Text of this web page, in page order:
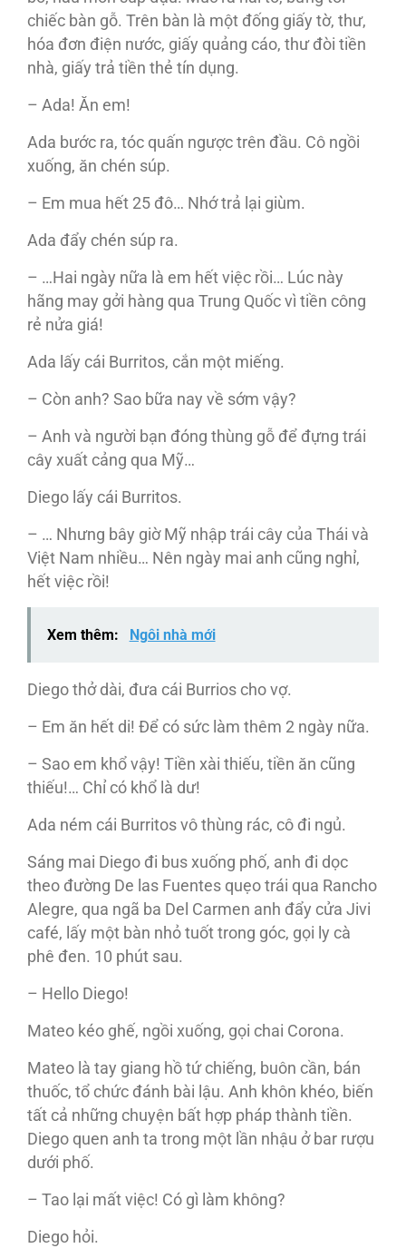
chiếc bàn gỗ. Trên bàn là một đống giấy tờ, thư,
hóa đơn điện nước, giấy quảng cáo, thư đòi tiền
nhà, giấy trả tiền thẻ tín dụng.
– Ada! Ăn em!
Ada bước ra, tóc quấn ngược trên đầu. Cô ngồi
xuống, ăn chén súp.
– Em mua hết 25 đô… Nhớ trả lại giùm.
Ada đẩy chén súp ra.
– …Hai ngày nữa là em hết việc rồi… Lúc này
hãng may gởi hàng qua Trung Quốc vì tiền công
rẻ nửa giá!
Ada lấy cái Burritos, cắn một miếng.
– Còn anh? Sao bữa nay về sớm vậy?
– Anh và người bạn đóng thùng gỗ để đựng trái
cây xuất cảng qua Mỹ…
Diego lấy cái Burritos.
– … Nhưng bây giờ Mỹ nhập trái cây của Thái và
Việt Nam nhiều… Nên ngày mai anh cũng nghỉ,
hết việc rồi!
Xem thêm: Ngôi nhà mới
Diego thở dài, đưa cái Burrios cho vợ.
– Em ăn hết di! Để có sức làm thêm 2 ngày nữa.
– Sao em khổ vậy! Tiền xài thiếu, tiền ăn cũng
thiếu!… Chỉ có khổ là dư!
Ada ném cái Burritos vô thùng rác, cô đi ngủ.
Sáng mai Diego đi bus xuống phố, anh đi dọc
theo đường De las Fuentes quẹo trái qua Rancho
Alegre, qua ngã ba Del Carmen anh đẩy cửa Jivi
café, lấy một bàn nhỏ tuốt trong góc, gọi ly cà
phê đen. 10 phút sau.
– Hello Diego!
Mateo kéo ghế, ngồi xuống, gọi chai Corona.
Mateo là tay giang hồ tứ chiếng, buôn cần, bán
thuốc, tổ chức đánh bài lậu. Anh khôn khéo, biến
tất cả những chuyện bất hợp pháp thành tiền.
Diego quen anh ta trong một lần nhậu ở bar rượu
dưới phố.
– Tao lại mất việc! Có gì làm không?
Diego hỏi.